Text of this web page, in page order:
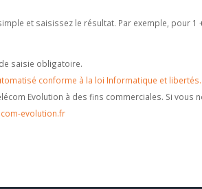
et saisissez le résultat. Par exemple, pour 1
saisie obligatoire.
conforme à la loi Informatique et libertés.
Evolution à des fins commerciales. Si vous
evolution.fr